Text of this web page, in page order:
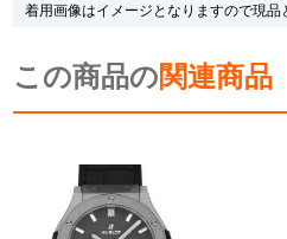
着用画像はイメージとなりますので現品
この商品の関連商品